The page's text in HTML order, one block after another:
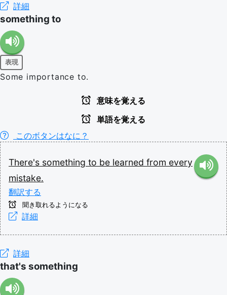
詳細
something to
表現
Some importance to.
意味を覚える
単語を覚える
このボタンはなに？
There's something to be learned from every
mistake.
翻訳する
聞き取れるようになる
詳細
詳細
that's something